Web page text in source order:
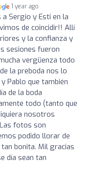
1 year ago
a Sergio y Esti en la
de coincidir!! Allí
y la confianza y
sesiones fueron
vergüenza todo
la preboda nos lo
Pablo que también
de la boda
todo (tanto que
nosotros
fotos son
podido llorar de
bonita. Mil gracias
día sean tan